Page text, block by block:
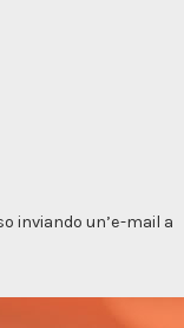
inviando un’e-mail a